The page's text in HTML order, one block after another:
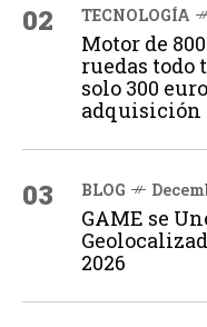
02 TECNOLOGÍA
Motor de
ruedas todo
solo 300
adquisición
03 BLOG
GAME se
2026